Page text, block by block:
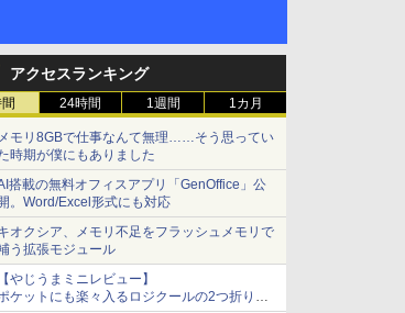
アクセスランキング
24時間 1週間 1カ月
メモリ8GBで仕事なんて無理……そう思ってい
時期が僕にもありました
搭載の無料オフィスアプリ「GenOffice」公
。Word/Excel形式にも対応
オクシア、メモリ不足をフラッシュメモリで
う拡張モジュール
【やじうまミニレビュー】
ケットにも楽々入るロジクールの2つ折りマ